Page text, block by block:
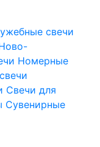
свечи
Номерные
Свечи для
Сувенирные